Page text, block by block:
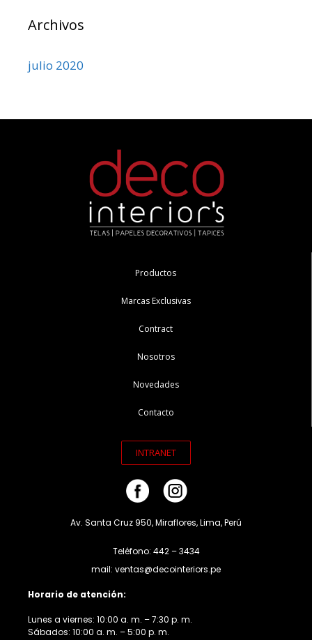
Archivos
julio 2020
Productos
Marcas Exclusivas
Contract
Nosotros
Novedades
Contacto
INTRANET
Av. Santa Cruz 950, Miraflores, Lima, Perú
Teléfono: 442 – 3434
mail: ventas@decointeriors.pe
Horario de atención:
Lunes a viernes: 10:00 a. m. – 7:30 p. m.
Sábados: 10:00 a. m. – 5:00 p. m.